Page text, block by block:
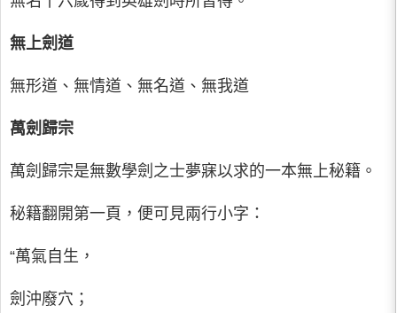
無上劍道
無形道、無情道、無名道、無我道
萬劍歸宗
萬劍歸宗是無數學劍之士夢寐以求的一本無上秘籍。
秘籍翻開第一頁，便可見兩行小字：
“萬氣自生，
劍沖廢穴；